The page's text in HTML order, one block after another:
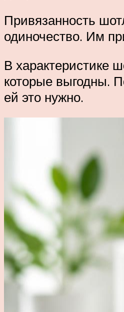
Привязанность
одиночество. Им
В характеристике
которые выгодны.
ей это нужно.